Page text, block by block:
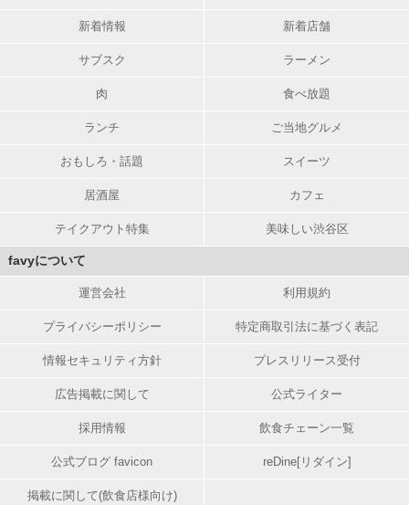
新着情報 新着店舗
サブスク ラーメン
肉 食べ放題
ランチ ご当地グルメ
おもしろ・話題 スイーツ
居酒屋 カフェ
テイクアウト特集 美味しい渋谷区
favyについて
運営会社 利用規約
プライバシーポリシー 特定商取引法に基づく表記
情報セキュリティ方針 プレスリリース受付
広告掲載に関して 公式ライター
採用情報 飲食チェーン一覧
公式ブログ favicon reDine[リダイン]
掲載に関して(飲食店様向け)